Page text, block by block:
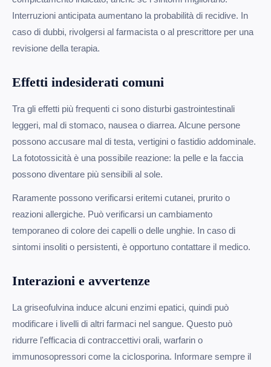
Interruzioni anticipata aumentano la probabilità di recidive. In
caso di dubbi, rivolgersi al farmacista o al prescrittore per una
revisione della terapia.
Effetti indesiderati comuni
Tra gli effetti più frequenti ci sono disturbi gastrointestinali
leggeri, mal di stomaco, nausea o diarrea. Alcune persone
possono accusare mal di testa, vertigini o fastidio addominale.
La fototossicità è una possibile reazione: la pelle e la faccia
possono diventare più sensibili al sole.
Raramente possono verificarsi eritemi cutanei, prurito o
reazioni allergiche. Può verificarsi un cambiamento
temporaneo di colore dei capelli o delle unghie. In caso di
sintomi insoliti o persistenti, è opportuno contattare il medico.
Interazioni e avvertenze
La griseofulvina induce alcuni enzimi epatici, quindi può
modificare i livelli di altri farmaci nel sangue. Questo può
ridurre l'efficacia di contraccettivi orali, warfarin o
immunosopressori come la ciclosporina. Informare sempre il